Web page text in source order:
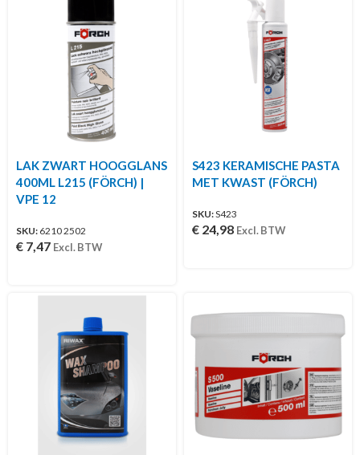
LAK ZWART HOOGGLANS
400ML L215 (FÖRCH) |
VPE 12
SKU: 6210 2502
€ 7,47 Excl. BTW
S423 KERAMISCHE PASTA
MET KWAST (FÖRCH)
SKU:S423
€ 24,98 Excl. BTW